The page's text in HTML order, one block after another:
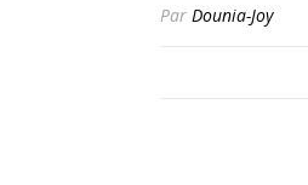
Par Dounia-Joy